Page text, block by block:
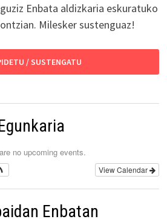
Enbata aldizkaria eskuratuko
Milesker sustenguaz!
/ SUSTENGATU
no upcoming events.
View Calendar
Enbatan